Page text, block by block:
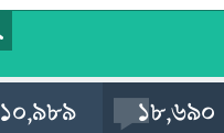
10,989 18,690